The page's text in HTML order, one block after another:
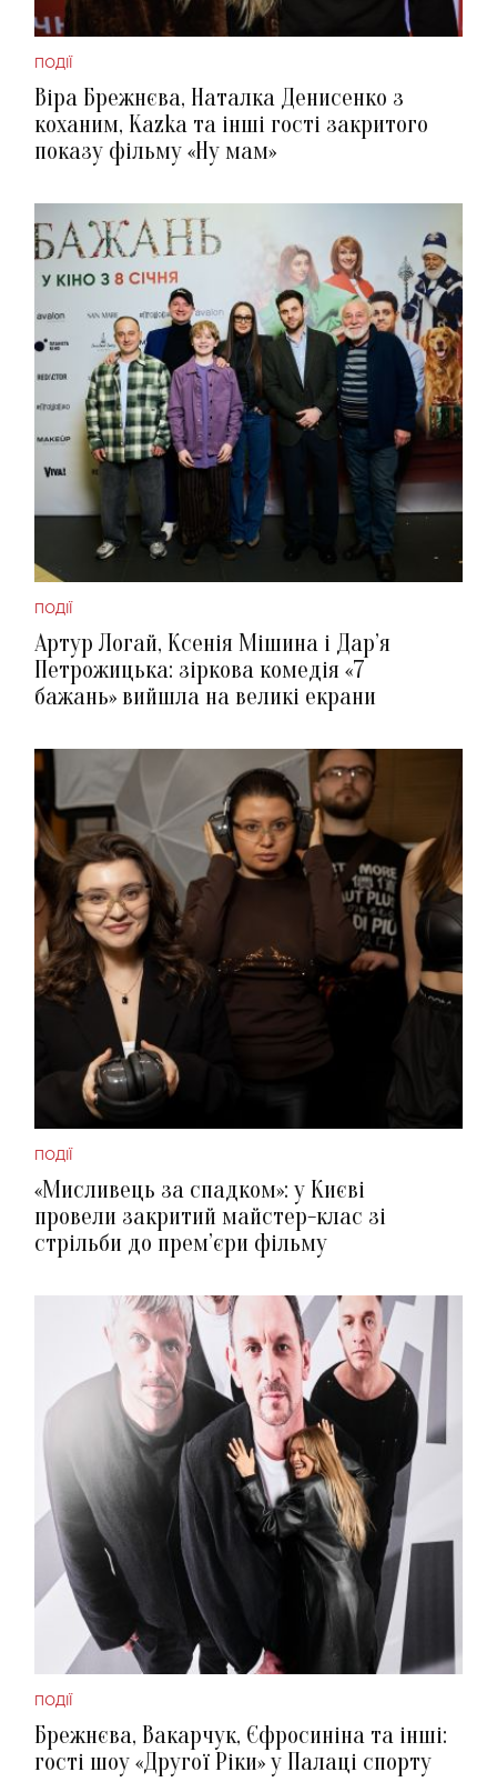
ПОДІЇ
Віра Брежнєва, Наталка Денисенко з
коханим, Kazka та інші гості закритого
показу фільму «Ну мам»
ПОДІЇ
Артур Логай, Ксенія Мішина і Дар’я
Петрожицька: зіркова комедія «7
бажань» вийшла на великі екрани
ПОДІЇ
«Мисливець за спадком»: у Києві
провели закритий майстер-клас зі
стрільби до прем’єри фільму
ПОДІЇ
Брежнєва, Вакарчук, Єфросиніна та інші:
гості шоу «Другої Ріки» у Палаці спорту